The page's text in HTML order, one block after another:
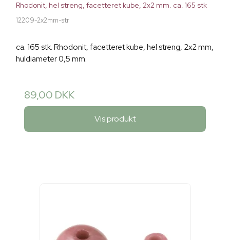
Rhodonit, hel streng, facetteret kube, 2x2 mm. ca. 165 stk
12209-2x2mm-str
ca. 165 stk. Rhodonit, facetteret kube, hel streng, 2x2 mm,
huldiameter 0,5 mm.
89,00 DKK
Vis produkt